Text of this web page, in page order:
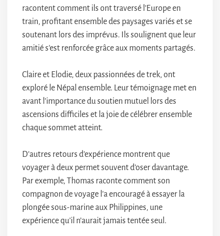
racontent comment ils ont traversé l’Europe en
train, profitant ensemble des paysages variés et se
soutenant lors des imprévus. Ils soulignent que leur
amitié s’est renforcée grâce aux moments partagés.
Claire et Elodie, deux passionnées de trek, ont
exploré le Népal ensemble. Leur témoignage met en
avant l’importance du soutien mutuel lors des
ascensions difficiles et la joie de célébrer ensemble
chaque sommet atteint.
D’autres retours d’expérience montrent que
voyager à deux permet souvent d’oser davantage.
Par exemple, Thomas raconte comment son
compagnon de voyage l’a encouragé à essayer la
plongée sous-marine aux Philippines, une
expérience qu’il n’aurait jamais tentée seul.